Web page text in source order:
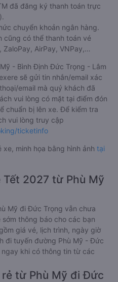
đã đăng ký thanh toán trực
chuyển khoản ngân hàng.
cũng có thể thanh toán vé
AirPay, VNPay,…
- Bình Định Đức Trọng - Lâm
sẽ gửi tin nhắn/email xác
email mà quý khách đã
vui lòng có mặt tại điểm đón
chuẩn bị lên xe. Để kiểm tra
vui lòng truy cập
ticketinfo
minh họa bằng hình ảnh tại
2027 từ Phù Mỹ
Mỹ đi Đức Trọng vẫn chưa
thông báo cho các bạn
giá vé, lịch trình, ngày giờ
đi tuyến đường Phù Mỹ - Đức
khi có thông tin từ các
từ Phù Mỹ đi Đức